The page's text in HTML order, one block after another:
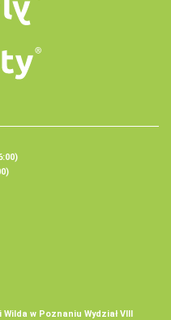
w Poznaniu Wydział VIII